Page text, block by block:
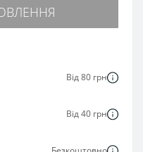
Від 80 грн
Від 40 грн